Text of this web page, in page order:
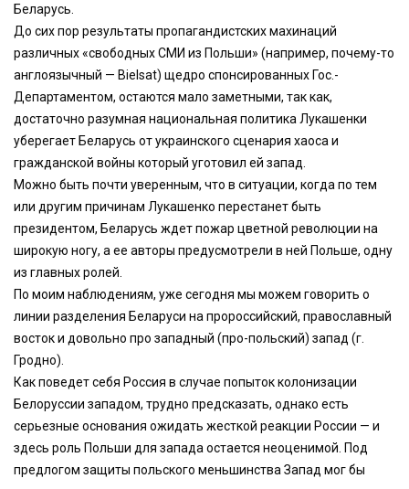
Беларусь.
До сих пор результаты пропагандистских махинаций
различных «свободных СМИ из Польши» (например, почему-то
англоязычный — Bielsat) щедро спонсированных Гос.-
Департаментом, остаются мало заметными, так как,
достаточно разумная национальная политика Лукашенки
уберегает Беларусь от украинского сценария хаоса и
гражданской войны который уготовил ей запад.
Можно быть почти уверенным, что в ситуации, когда по тем
или другим причинам Лукашенко перестанет быть
президентом, Беларусь ждет пожар цветной революции на
широкую ногу, а ее авторы предусмотрели в ней Польше, одну
из главных ролей.
По моим наблюдениям, уже сегодня мы можем говорить о
линии разделения Беларуси на пророссийский, православный
восток и довольно про западный (про-польский) запад (г.
Гродно).
Как поведет себя Россия в случае попыток колонизации
Белоруссии западом, трудно предсказать, однако есть
серьезные основания ожидать жесткой реакции России — и
здесь роль Польши для запада остается неоценимой. Под
предлогом защиты польского меньшинства Запад мог бы